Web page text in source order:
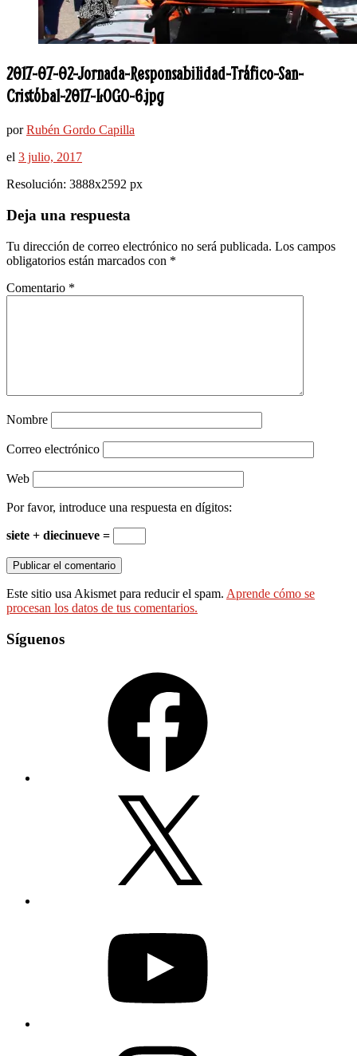
2017-07-02-Jornada-Responsabilidad-Tráfico-San-
Cristóbal-2017-LOGO-6.jpg
porRubén Gordo Capilla
el 3 julio, 2017
Resolución: 3888x2592 px
Deja una respuesta
Tu dirección de correo electrónico no será publicada. Los campos
obligatorios están marcados con *
Comentario *
Nombre
Correo electrónico
Web
Por favor, introduce una respuesta en dígitos:
siete + diecinueve =
Este sitio usa Akismet para reducir el spam. Aprende cómo se
procesan los datos de tus comentarios.
Síguenos